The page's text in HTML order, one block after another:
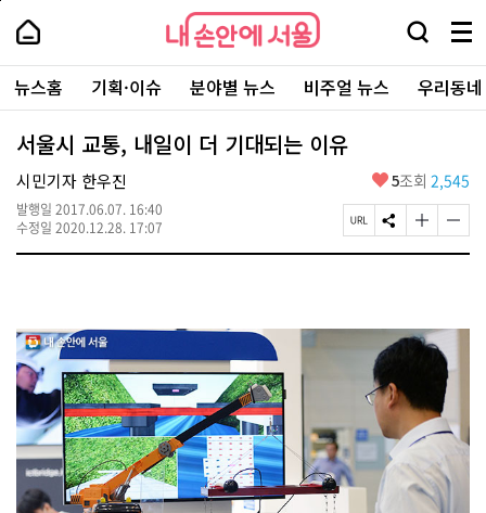
본
로
가
내
손
안
에
서
울
-
서
울
시
대
표
소
내
손
에
울
검
창
열
기
메
뉴
전
체
보
주
요
서
뉴스홈 기획·이슈 분야별 뉴스 비주얼 뉴스 우리동
서울시 교통, 내일이 더 기대되는 이유
시민기자 한우진
발행일 2017.06.07. 16:40
수정일 2020.12.28. 17:07
좋
요
5조회 2,545
페
이
사
S
N
기
글
자
변
경
글
자
하
페
상
단
로